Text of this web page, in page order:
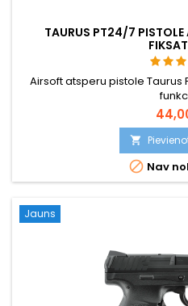
TAURUS PT24/7 PISTOLE
Airsoft atsperu pistole Taurus

 Nav
Jauns